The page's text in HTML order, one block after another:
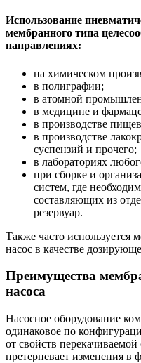
Использование
мембранного типа
направлениях:
на химическом
в полиграфии;
в атомной
в медицине и
в производстве
в производстве
суспензий и прочего;
в лабораториях
при сборке и
систем, где
составляющих из
резервуар.
Также часто используется
насос в качестве
Преимущества
насоса
Насосное оборудование
одинаковое по
от свойств
претерпевает изменения в